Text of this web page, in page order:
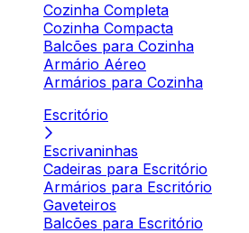
Cozinha Completa
Cozinha Compacta
Balcões para Cozinha
Armário Aéreo
Armários para Cozinha
Escritório
Escrivaninhas
Cadeiras para Escritório
Armários para Escritório
Gaveteiros
Balcões para Escritório